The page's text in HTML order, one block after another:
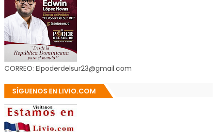
CORREO: Elpoderdelsur23@gmail.com
SÍGUENOS EN LIVIO.COM